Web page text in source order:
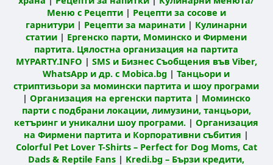
Меню с Рецепти| Рецепти за сосове и
гарнитури | Рецепти за маринати | Кулинарни
статии | Ергенско парти, Моминско и Фирмени
партита. Цялостна организация на партита
MYPARTY.INFO | SMS и Бизнес Съобщения във Viber,
WhatsApp и др. с Mobica.bg |Танцьори и
стриптизьори за момински партита и шоу програми
| Организация на ергенски партита | Моминско
парти с подбрани локации, лимузини, танцьори,
кетъринг и уникални шоу програми. |Организация
на Фирмени партита и Корпоративни събития |
Colorful Pet Lover T-Shirts – Perfect for Dog Moms, Cat
Dads & Reptile Fans | Kredi.bg – Бързи кредити,